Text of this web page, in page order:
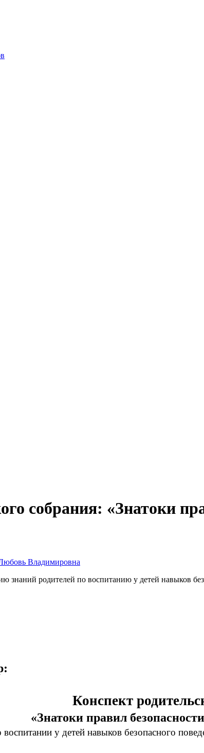
собрания: «Знатоки
Владимировна
знаний родителей по воспитанию у детей навыков
Конспект
«Знатоки правил
у детей навыков безопасного